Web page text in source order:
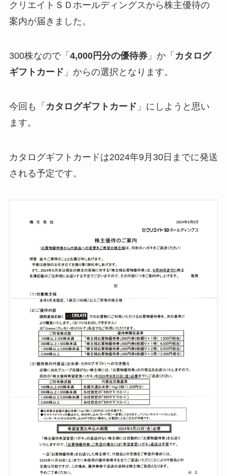
クリエイトＳＤホールディングスから株主優待の
案内が届きました。
300株なので「 4,000円分の優待券」か「 カタログ
ギフトカード 」からの選択となります。
今回も「 カタログギフトカード 」にしようと思い
ます。
カタログギフトカードは2024年9月30日までに発送
される予定です。